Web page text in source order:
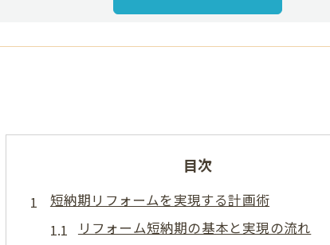
目次
短納期リフォームを実現する計画術
リフォーム短納期の基本と実現の流れ